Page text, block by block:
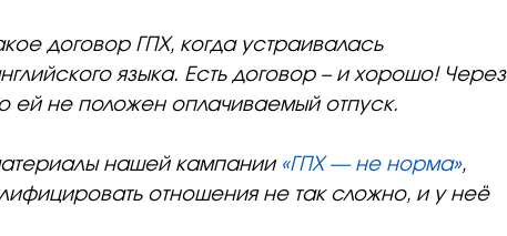
договор ГПХ, когда устраивалась
языка. Есть договор – и хорошо! Через
ей не положен оплачиваемый отпуск.
нашей кампании «ГПХ — не норма»,
отношения не так сложно, и у неё